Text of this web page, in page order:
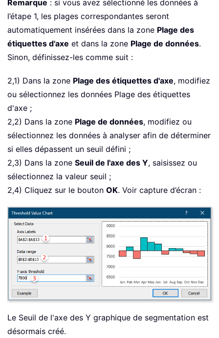
Remarque : si vous avez sélectionné les données à
l’étape 1, les plages correspondantes seront
automatiquement insérées dans la zone Plage des
étiquettes d'axe et dans la zone Plage de données.
Sinon, définissez-les comme suit :
2,1) Dans la zone Plage des étiquettes d'axe, modifiez
ou sélectionnez les données Plage des étiquettes
d'axe ;
2,2) Dans la zone Plage de données, modifiez ou
sélectionnez les données à analyser afin de déterminer
si elles dépassent un seuil défini ;
2,3) Dans la zone Seuil de l'axe des Y, saisissez ou
sélectionnez la valeur seuil ;
2,4) Cliquez sur le bouton OK. Voir capture d’écran :
Le Seuil de l'axe des Y graphique de segmentation est
désormais créé.